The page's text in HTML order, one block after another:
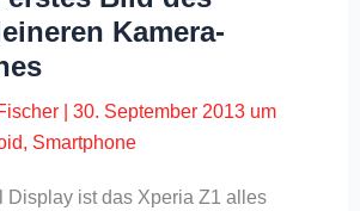
Kamera-
|30. September 2013 um
, Smartphone
Display ist das Xperia Z1 alles